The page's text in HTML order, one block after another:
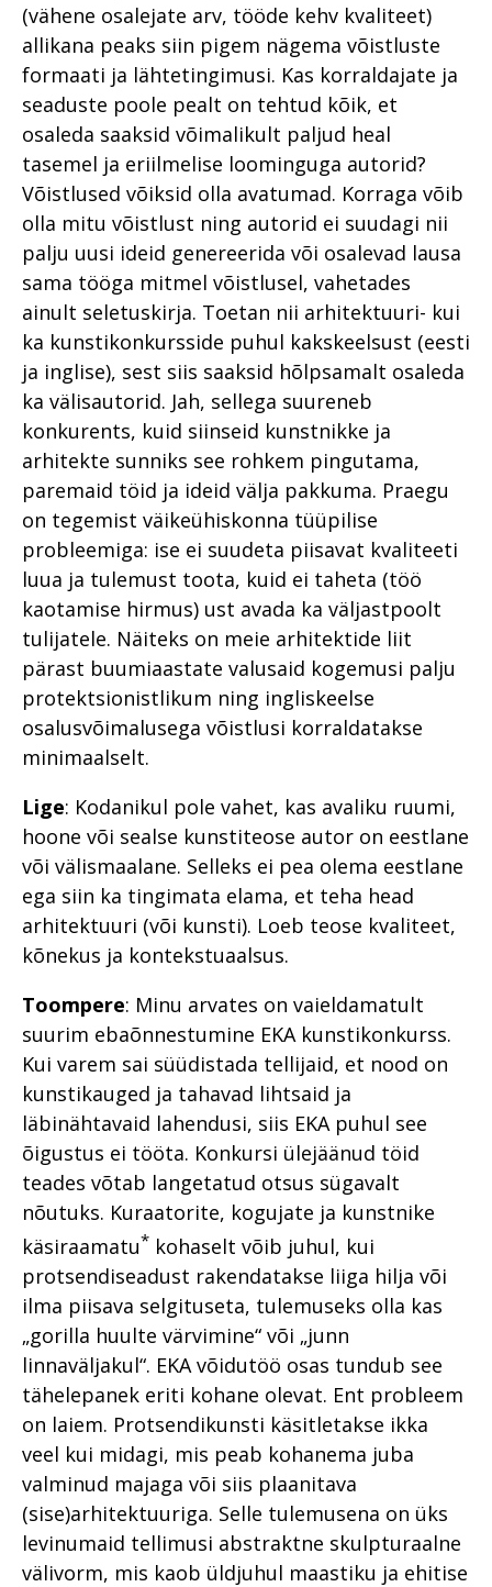
(vähene osalejate arv, tööde kehv kvaliteet)
allikana peaks siin pigem nägema võistluste
formaati ja lähtetingimusi. Kas korraldajate ja
seaduste poole pealt on tehtud kõik, et
osaleda saaksid võimalikult paljud heal
tasemel ja eriilmelise loominguga autorid?
Võistlused võiksid olla avatumad. Korraga võib
olla mitu võistlust ning autorid ei suudagi nii
palju uusi ideid genereerida või osalevad lausa
sama tööga mitmel võistlusel, vahetades
ainult seletuskirja. Toetan nii arhitektuuri- kui
ka kunstikonkursside puhul kakskeelsust (eesti
ja inglise), sest siis saaksid hõlpsamalt osaleda
ka välisautorid. Jah, sellega suureneb
konkurents, kuid siinseid kunstnikke ja
arhitekte sunniks see rohkem pingutama,
paremaid töid ja ideid välja pakkuma. Praegu
on tegemist väikeühiskonna tüüpilise
probleemiga: ise ei suudeta piisavat kvaliteeti
luua ja tulemust toota, kuid ei taheta (töö
kaotamise hirmus) ust avada ka väljastpoolt
tulijatele. Näiteks on meie arhitektide liit
pärast buumiaastate valusaid kogemusi palju
protektsionistlikum ning ingliskeelse
osalusvõimalusega võistlusi korraldatakse
minimaalselt.
Lige: Kodanikul pole vahet, kas avaliku ruumi,
hoone või sealse kunstiteose autor on eestlane
või välismaalane. Selleks ei pea olema eestlane
ega siin ka tingimata elama, et teha head
arhitektuuri (või kunsti). Loeb teose kvaliteet,
kõnekus ja kontekstuaalsus.
Toompere: Minu arvates on vaieldamatult
suurim ebaõnnestumine EKA kunstikonkurss.
Kui varem sai süüdistada tellijaid, et nood on
kunstikauged ja tahavad lihtsaid ja
läbinähtavaid lahendusi, siis EKA puhul see
õigustus ei tööta. Konkursi ülejäänud töid
teades võtab langetatud otsus sügavalt
nõutuks. Kuraatorite, kogujate ja kunstnike
käsiraamatu* kohaselt võib juhul, kui
protsendiseadust rakendatakse liiga hilja või
ilma piisava selgituseta, tulemuseks olla kas
„gorilla huulte värvimine“ või „junn
linnaväljakul“. EKA võidutöö osas tundub see
tähelepanek eriti kohane olevat. Ent probleem
on laiem. Protsendikunsti käsitletakse ikka
veel kui midagi, mis peab kohanema juba
valminud majaga või siis plaanitava
(sise)arhitektuuriga. Selle tulemusena on üks
levinumaid tellimusi abstraktne skulpturaalne
välivorm, mis kaob üldjuhul maastiku ja ehitise